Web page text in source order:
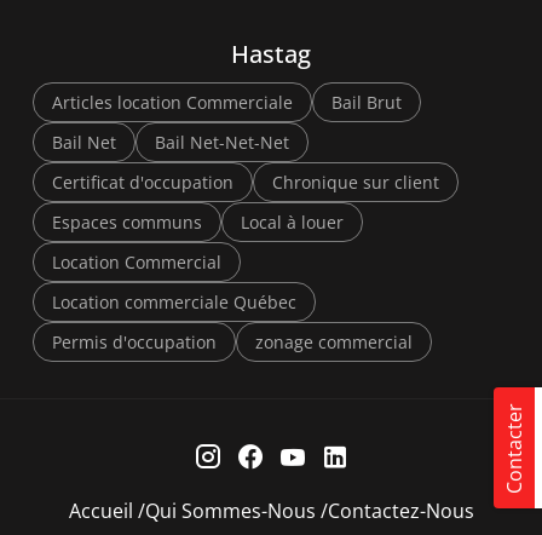
Contacter
Hastag
Articles location Commerciale
Bail Brut
Bail Net
Bail Net-Net-Net
Certificat d'occupation
Chronique sur client
Espaces communs
Local à louer
Location Commercial
Location commerciale Québec
Permis d'occupation
zonage commercial
Accueil Qui Sommes-Nous Contactez-Nous